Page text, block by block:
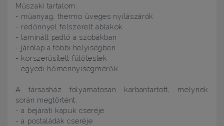
Műszaki tartalom:
- műanyag, thermo üveges nyílászárók
- redőnnyel felszerelt ablakok
- laminált padló a szobákban
- járólap a többi helyiségben
- korszerűsített fűtőtestek
- egyedi hőmennyiségmérők
A társasház folyamatosan karbantartott, melynek
során megtörtént:
- a bejárati kapuk cseréje
- a postaládák cseréje